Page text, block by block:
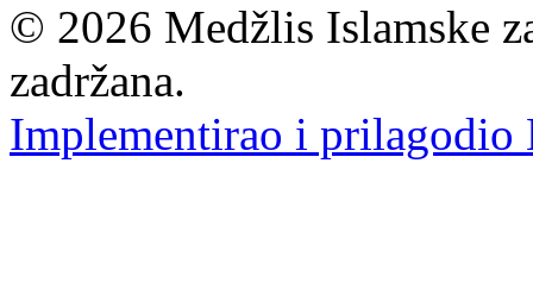
© 2026 Medžlis Islamske
zadržana.
Implementirao i prilagodio